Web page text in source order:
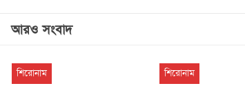
আরও সংবাদ
শিরোনাম শিরোনাম
প্রস্তুত গাবতলীর হাট
৫ বছর পর পর নির্বাচনি